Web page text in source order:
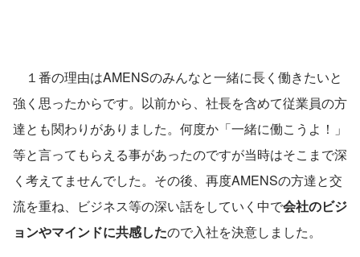
１番の理由はAMENSのみんなと一緒に長く働きたいと
強く思ったからです。以前から、社長を含めて従業員の方
達とも関わりがありました。何度か「一緒に働こうよ！」
等と言ってもらえる事があったのですが当時はそこまで深
く考えてませんでした。その後、再度AMENSの方達と交
流を重ね、ビジネス等の深い話をしていく中で会社のビジ
ョンやマインドに共感したので入社を決意しました。